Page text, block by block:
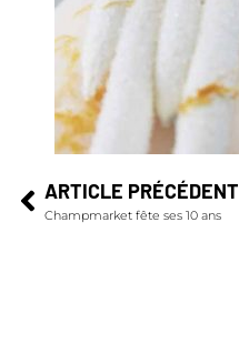
ARTICLE PRÉCÉDENT
Champmarket fête ses 10 ans